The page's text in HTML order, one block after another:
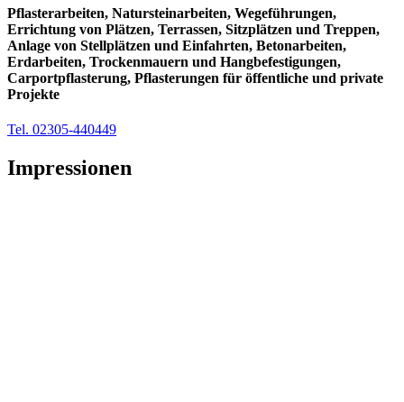
Pflasterarbeiten, Natursteinarbeiten, Wegeführungen,
Errichtung von Plätzen, Terrassen, Sitzplätzen und Treppen,
Anlage von Stellplätzen und Einfahrten, Betonarbeiten,
Erdarbeiten, Trockenmauern und Hangbefestigungen,
Carportpflasterung, Pflasterungen für öffentliche und private
Projekte
Tel. 02305-440449
Impressionen